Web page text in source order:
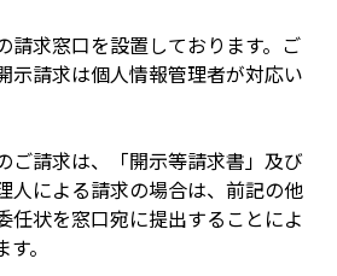
請求窓口を設置しております。ご
示請求は個人情報管理者が対応い
ご請求は、「開示等請求書」及び
人による請求の場合は、前記の他
任状を窓口宛に提出することによ
。